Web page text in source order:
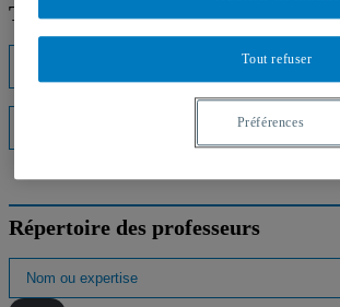
Trouver un expert
Répertoire des professeurs
Tout refuser
Préférences